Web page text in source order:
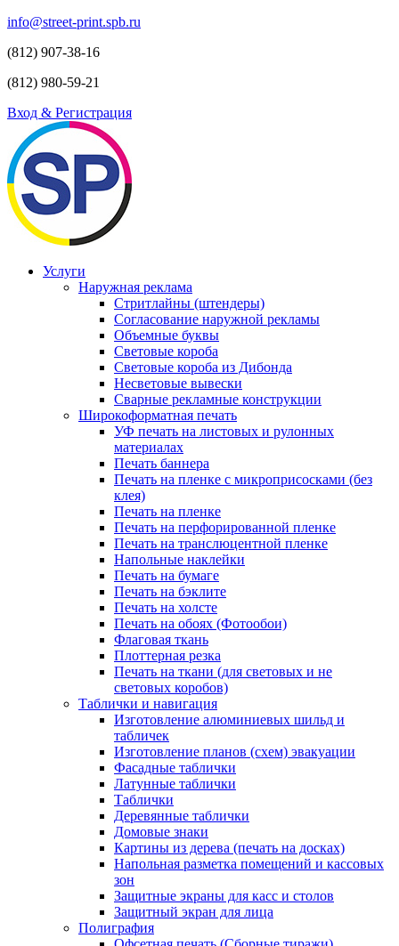
info@street-print.spb.ru
(812) 907-38-16
(812) 980-59-21
Вход & Регистрация
Услуги
Наружная реклама
Стритлайны (штендеры)
Согласование наружной рекламы
Объемные буквы
Световые короба
Световые короба из Дибонда
Несветовые вывески
Сварные рекламные конструкции
Широкоформатная печать
УФ печать на листовых и рулонных
материалах
Печать баннера
Печать на пленке с микроприсосками (без
клея)
Печать на пленке
Печать на перфорированной пленке
Печать на транслюцентной пленке
Напольные наклейки
Печать на бумаге
Печать на бэклите
Печать на холсте
Печать на обоях (Фотообои)
Флаговая ткань
Плоттерная резка
Печать на ткани (для световых и не
световых коробов)
Таблички и навигация
Изготовление алюминиевых шильд и
табличек
Изготовление планов (схем) эвакуации
Фасадные таблички
Латунные таблички
Таблички
Деревянные таблички
Домовые знаки
Картины из дерева (печать на досках)
Напольная разметка помещений и кассовых
зон
Защитные экраны для касс и столов
Защитный экран для лица
Полиграфия